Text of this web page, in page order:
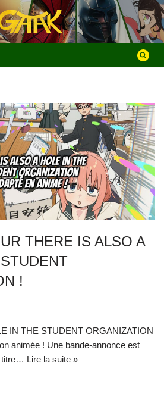
THERE IS ALSO A
!
IN THE STUDENT ORGANIZATION
animée ! Une bande-annonce est
titre… Lire la suite »